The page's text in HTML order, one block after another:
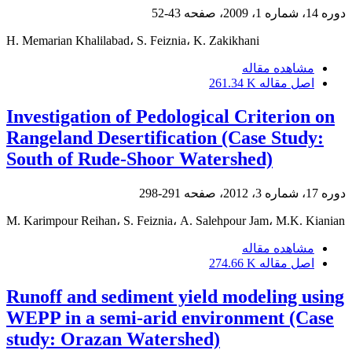
دوره 14، شماره 1، 2009، صفحه 43-52
H. Memarian Khalilabad، S. Feiznia، K. Zakikhani
مشاهده مقاله
اصل مقاله 261.34 K
Investigation of Pedological Criterion on
Rangeland Desertification (Case Study:
South of Rude-Shoor Watershed)
دوره 17، شماره 3، 2012، صفحه 291-298
M. Karimpour Reihan، S. Feiznia، A. Salehpour Jam، M.K. Kianian
مشاهده مقاله
اصل مقاله 274.66 K
Runoff and sediment yield modeling using
WEPP in a semi-arid environment (Case
study: Orazan Watershed)